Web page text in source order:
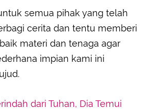
semua pihak yang telah
cerita dan tentu memberi
materi dan tenaga agar
impian kami ini
dari Tuhan, Dia Temui